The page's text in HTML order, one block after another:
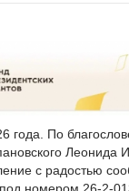
года. По
Леонида
с радостью